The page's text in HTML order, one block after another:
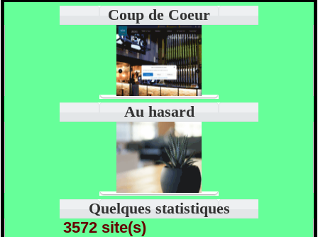
Coup de Coeur
Au hasard
Quelques statistiques
3572 site(s)